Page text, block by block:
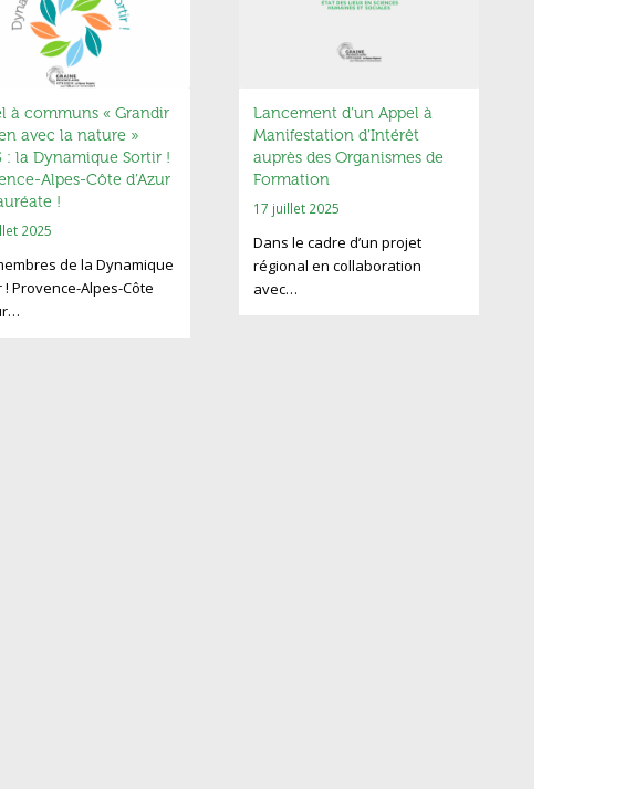
à communs « Grandir
avec la nature »
: la Dynamique Sortir !
Alpes-Côte d’Azur
!
2025
de la Dynamique
! Provence-Alpes-Côte
Lancement d’un Appel à
Manifestation d’Intérêt
auprès des Organismes de
Formation
17 juillet 2025
Dans le cadre d’un projet
régional en collaboration
avec…